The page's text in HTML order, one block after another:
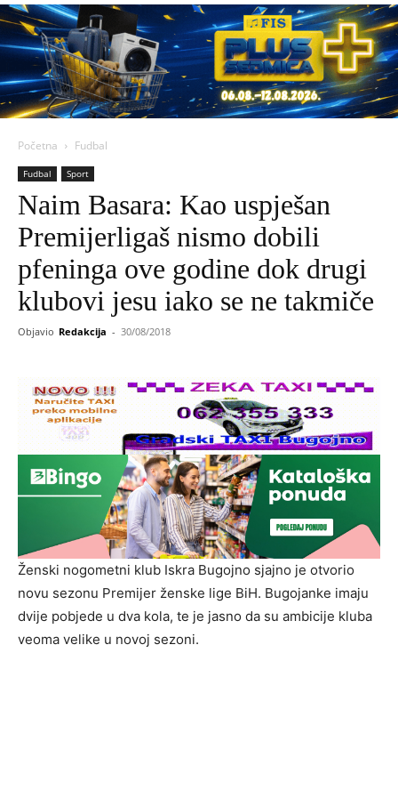
Početna Fudbal
Fudbal Sport
Naim Basara: Kao uspješan
Premijerligaš nismo dobili
pfeninga ove godine dok drugi
klubovi jesu iako se ne takmiče
Objavio Redakcija - 30/08/2018
Ženski nogometni klub Iskra Bugojno sjajno je otvorio
novu sezonu Premijer ženske lige BiH. Bugojanke imaju
dvije pobjede u dva kola, te je jasno da su ambicije kluba
veoma velike u novoj sezoni.